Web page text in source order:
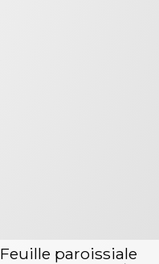
Feuille paroissiale